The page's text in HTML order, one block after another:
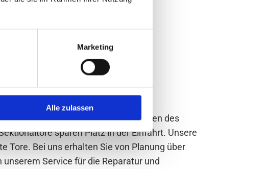
Marketing
Alle zulassen
Bei ihnen werden die Lamellen des
sparen Platz in der Einfahrt. Unsere
Tore. Bei uns erhalten Sie von Planung über
Service für die Reparatur und